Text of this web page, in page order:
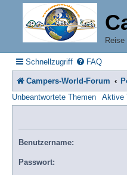
Schnellzugriff FAQ
Campers-World-Forum
Unbeantwortete Themen
Aktive
Benutzername:
Passwort: